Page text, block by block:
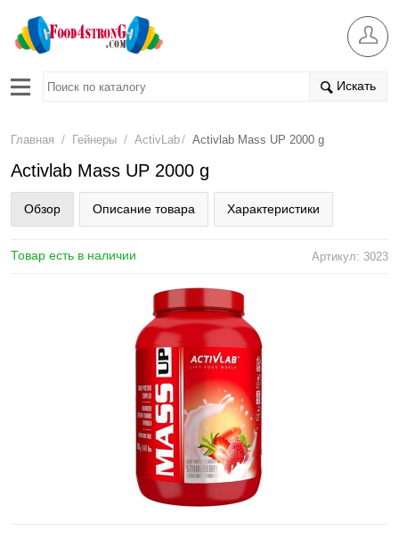
Искать
Главная / Гейнеры / ActivLab/ Activlab Mass UP 2000 g
Activlab Mass UP 2000 g
Обзор Описание товара Характеристики
Товар есть в наличии Артикул: 3023